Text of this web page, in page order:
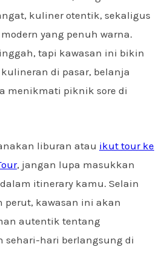
kuliner otentik, sekaligus
yang penuh warna.
tapi kawasan ini bikin
di pasar, belanja
menikmati piknik sore di
liburan atau ikut tour ke
, jangan lupa masukkan
itinerary kamu. Selain
perut, kawasan ini akan
autentik tentang
sehari-hari berlangsung di